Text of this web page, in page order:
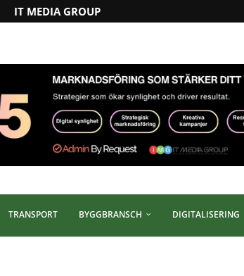
IT MEDIA GROUP
TRANSPORT BYGGBRANSCH DIGITALISERING